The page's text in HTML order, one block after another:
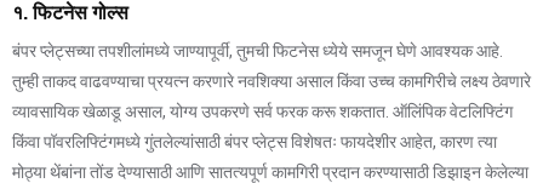
१. फिटनेस गोल्स
बंपर प्लेट्सच्या तपशीलांमध्ये जाण्यापूर्वी, तुमची फिटनेस ध्येये समजून घेणे आवश्यक आहे.
तुम्ही ताकद वाढवण्याचा प्रयत्न करणारे नवशिक्या असाल किंवा उच्च कामगिरीचे लक्ष्य ठेवणारे
व्यावसायिक खेळाडू असाल, योग्य उपकरणे सर्व फरक करू शकतात. ऑलिंपिक वेटलिफ्टिंग
किंवा पॉवरलिफ्टिंगमध्ये गुंतलेल्यांसाठी बंपर प्लेट्स विशेषतः फायदेशीर आहेत, कारण त्या
मोठ्या थेंबांना तोंड देण्यासाठी आणि सातत्यपूर्ण कामगिरी प्रदान करण्यासाठी डिझाइन केलेल्या